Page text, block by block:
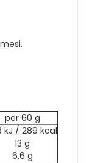
per 60 g
kJ / 289 kcal
13 g
6,6 g